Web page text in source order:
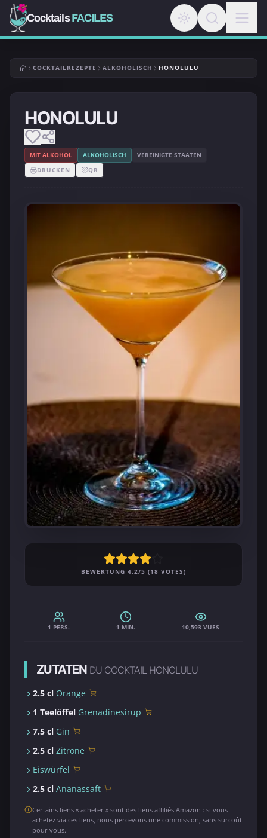
CocktailsFACILES
COCKTAILREZEPTE ALKOHOLISCH HONOLULU
HONOLULU
MIT ALKOHOL ALKOHOLISCH
VEREINIGTE STAATEN
DRUCKEN
QR
BEWERTUNG 4.2/5 (18 VOTES)
1 PERS. 1 MIN. 10,593 VUES
ZUTATEN DU COCKTAIL HONOLULU
2.5 cl Orange
1 Teelöffel Grenadinesirup
7.5 cl Gin
2.5 cl Zitrone
Eiswürfel
2.5 cl Ananassaft
Certains liens « acheter » sont des liens affiliés Amazon : si vous
achetez via ces liens, nous percevons une commission, sans surcoût
pour vous.